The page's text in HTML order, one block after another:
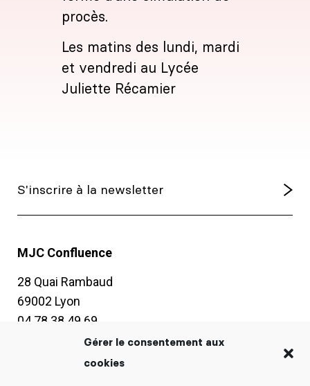
Gérer le consentement aux
cookies
procès.
Les matins des lundi, mardi
et vendredi au Lycée
Juliette Récamier
MJC Confluence
28 Quai Rambaud
69002 Lyon
04 78 38 49 69
contact@mjc-confluence.fr
Horaires d’ouverture